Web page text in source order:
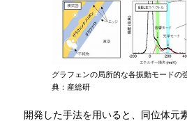
グラフェンの局所的な各振動モードの
典：産総研
開発した手法を用いると、同位体元